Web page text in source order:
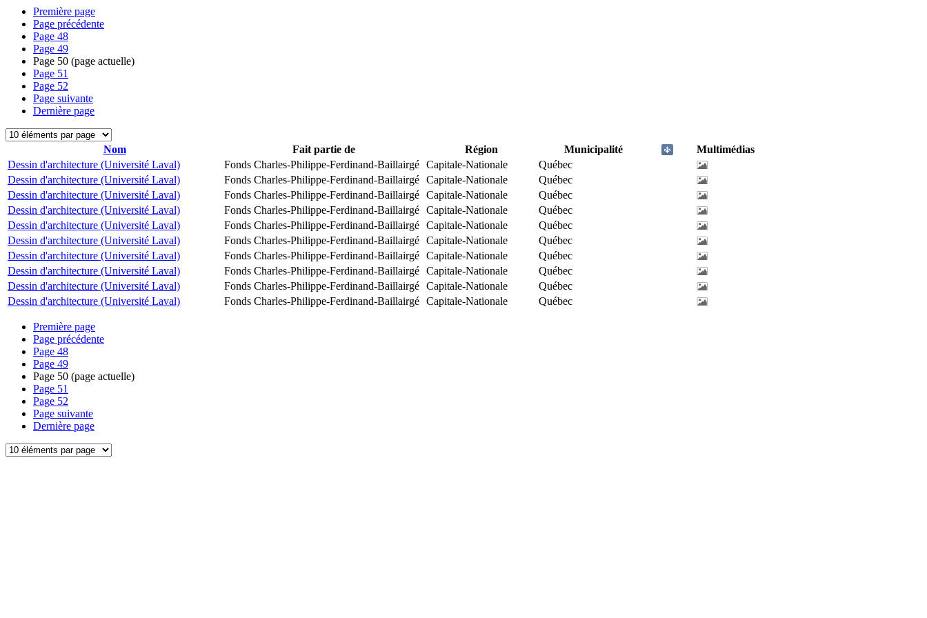
Première page
Page précédente
Page 48
Page 49
Page 50 (page actuelle)
Page 51
Page 52
Page suivante
Dernière page
Nom Fait partie de Région Municipalité
Multimédias
Dessin d'architecture (Université Laval)
Fonds Charles-Philippe-Ferdinand-Baillairgé Capitale-Nationale
Québec
Dessin d'architecture (Université Laval)
Fonds Charles-Philippe-Ferdinand-Baillairgé Capitale-Nationale
Québec
Dessin d'architecture (Université Laval)
Fonds Charles-Philippe-Ferdinand-Baillairgé Capitale-Nationale
Québec
Dessin d'architecture (Université Laval)
Fonds Charles-Philippe-Ferdinand-Baillairgé Capitale-Nationale
Québec
Dessin d'architecture (Université Laval)
Fonds Charles-Philippe-Ferdinand-Baillairgé Capitale-Nationale
Québec
Dessin d'architecture (Université Laval)
Fonds Charles-Philippe-Ferdinand-Baillairgé Capitale-Nationale
Québec
Dessin d'architecture (Université Laval)
Fonds Charles-Philippe-Ferdinand-Baillairgé Capitale-Nationale
Québec
Dessin d'architecture (Université Laval)
Fonds Charles-Philippe-Ferdinand-Baillairgé Capitale-Nationale
Québec
Dessin d'architecture (Université Laval)
Fonds Charles-Philippe-Ferdinand-Baillairgé Capitale-Nationale
Québec
Dessin d'architecture (Université Laval)
Fonds Charles-Philippe-Ferdinand-Baillairgé Capitale-Nationale Québec
Première page
Page précédente
Page 48
Page 49
Page 50 (page actuelle)
Page 51
Page 52
Page suivante
Dernière page